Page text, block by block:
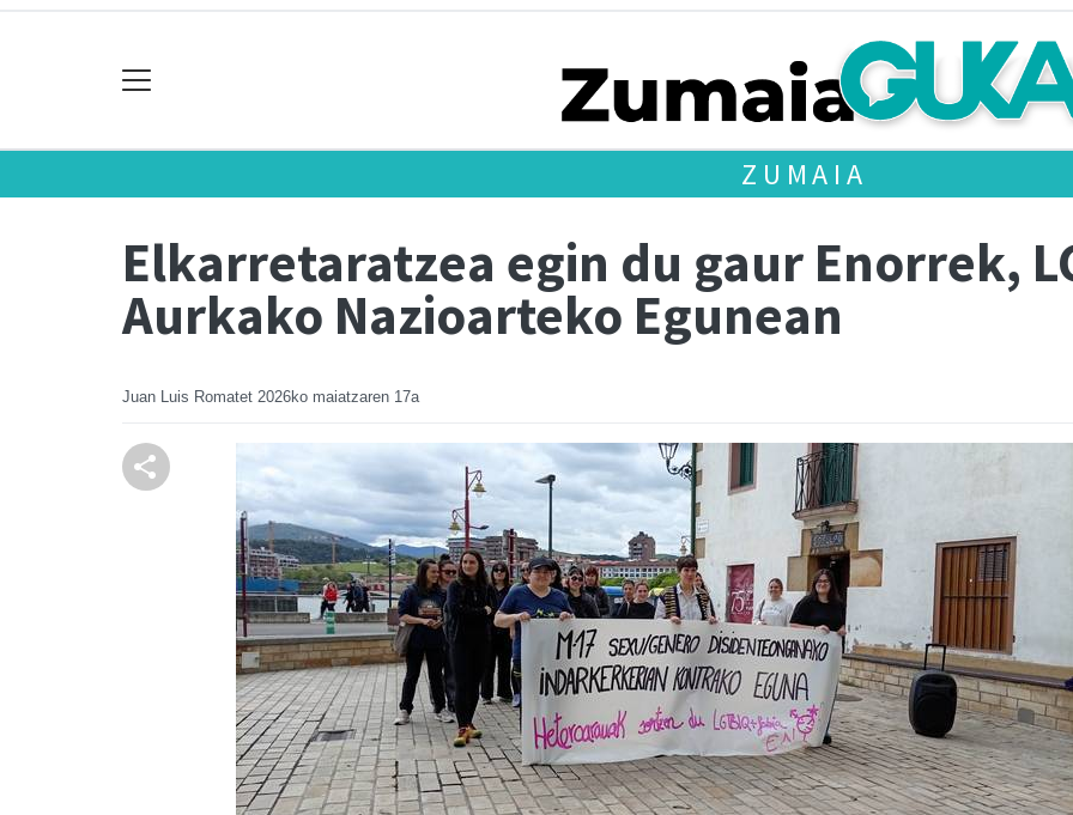
ZUMAIA
Elkarretaratzea egin du gaur Enorrek,
Aurkako Nazioarteko Egunean
Juan Luis Romatet 2026ko maiatzaren 17a